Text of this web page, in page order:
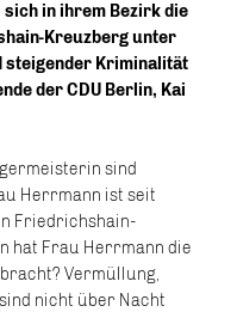
in ihrem Bezirk die
Kreuzberg unter
steigender Kriminalität
der CDU Berlin, Kai
sind
Herrmann ist seit
Friedrichshain-
hat Frau Herrmann die
Vermüllung,
nicht über Nacht